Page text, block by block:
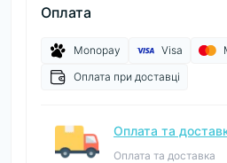
Оплата
Monopay Visa
Оплата при доставці
Оплата та
Оплата та доставка